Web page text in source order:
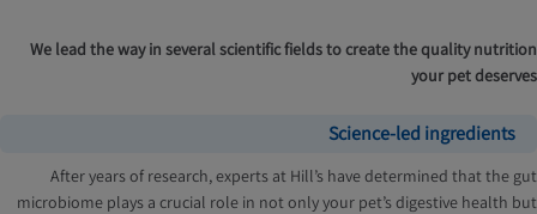
We lead the way in several scientific fields to create the quality nutrition
your pet deserves
Science-led ingredients
After years of research, experts at Hill’s have determined that the gut
microbiome plays a crucial role in not only your pet’s digestive health but